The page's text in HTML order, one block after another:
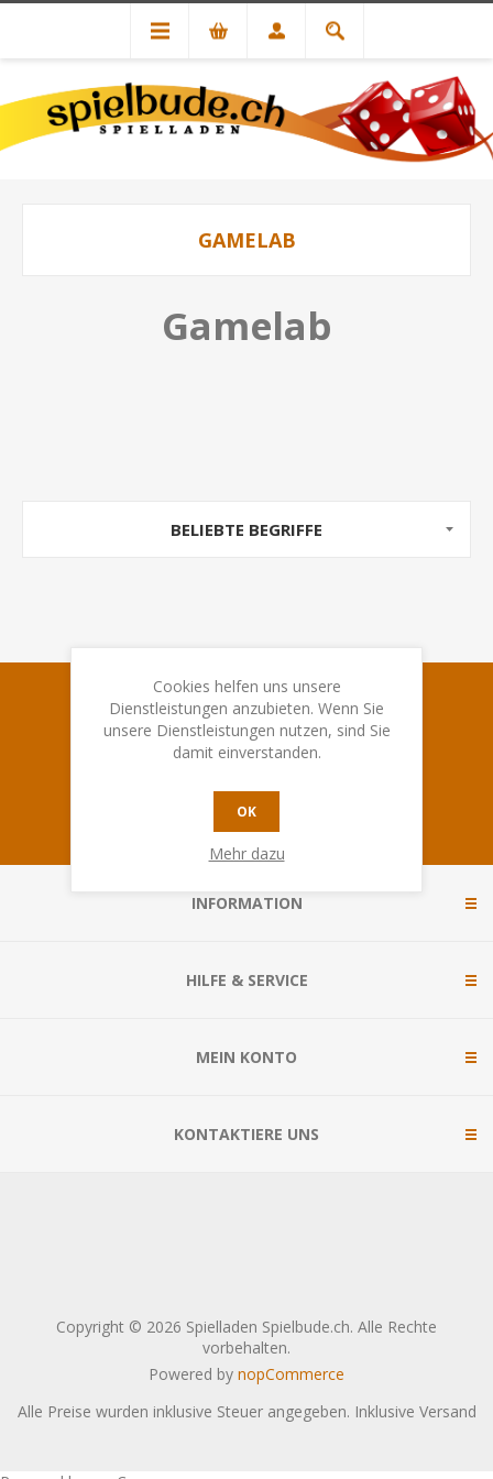
GAMELAB
Gamelab
BELIEBTE BEGRIFFE
Anmeldung für den Spielbude-Newsletter
INFORMATION
HILFE & SERVICE
MEIN KONTO
KONTAKTIERE UNS
Copyright © 2026 Spielladen Spielbude.ch. Alle Rechte
vorbehalten.
Powered by nopCommerce
Alle Preise wurden inklusive Steuer angegeben. Inklusive Versand
Cookies helfen uns unsere
Dienstleistungen anzubieten. Wenn Sie
unsere Dienstleistungen nutzen, sind Sie
damit einverstanden.
OK
Mehr dazu